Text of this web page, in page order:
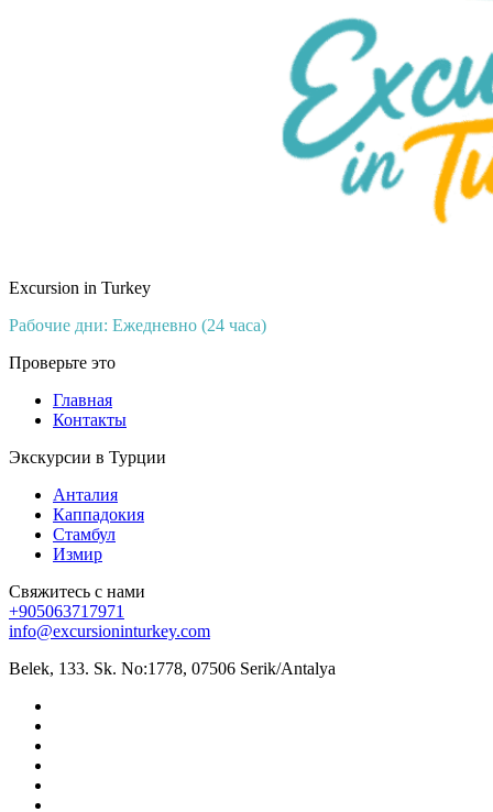
Excursion in Turkey
Рабочие дни: Ежедневно (24 часа)
Проверьте это
Главная
Контакты
Экскурсии в Турции
Анталия
Каппадокия
Стамбул
Измир
Свяжитесь с нами
+905063717971
info@excursioninturkey.com
Belek, 133. Sk. No:1778, 07506 Serik/Antalya